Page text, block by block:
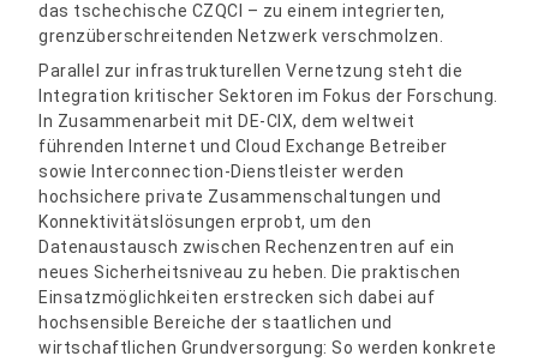
das tschechische CZQCI – zu einem integrierten,
grenzüberschreitenden Netzwerk verschmolzen.
Parallel zur infrastrukturellen Vernetzung steht die
Integration kritischer Sektoren im Fokus der Forschung.
In Zusammenarbeit mit DE-CIX, dem weltweit
führenden Internet und Cloud Exchange Betreiber
sowie Interconnection-Dienstleister werden
hochsichere private Zusammenschaltungen und
Konnektivitätslösungen erprobt, um den
Datenaustausch zwischen Rechenzentren auf ein
neues Sicherheitsniveau zu heben. Die praktischen
Einsatzmöglichkeiten erstrecken sich dabei auf
hochsensible Bereiche der staatlichen und
wirtschaftlichen Grundversorgung: So werden konkrete